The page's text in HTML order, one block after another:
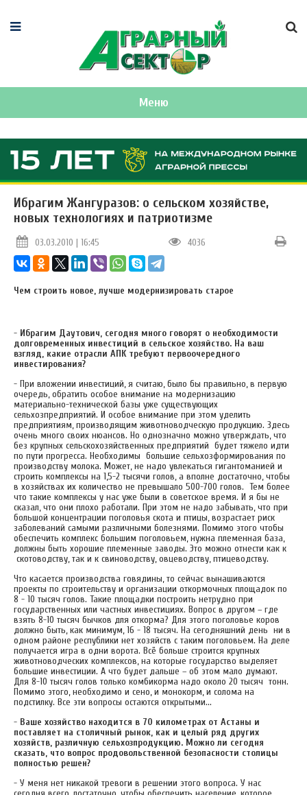
Меню
Ибрагим Жангуразов: о сельском хозяйстве,
новых технологиях и патриотизме
03.03.2010 | 16:45 4036
Чем строить новое, лучше модернизировать старое
- Ибрагим Даутович, сегодня много говорят о необходимости
долговременных инвестиций в сельское хозяйство. На ваш
взгляд, какие отрасли АПК требуют первоочередного
инвестирования?
- При вложении инвестиций, я считаю, было бы правильно, в первую
очередь, обратить особое внимание на модернизацию
материально-технической базы уже существующих
сельхозпредприятий. И особое внимание при этом уделить
предприятиям, производящим животноводческую продукцию. Здесь
очень много своих нюансов. Но однозначно можно утверждать, что
без крупных сельскохозяйственных предприятий будет тяжело идти
по пути прогресса. Необходимы большие сельхозформирования по
производству молока. Может, не надо увлекаться гигантоманией и
строить комплексы на 1,5-2 тысячи голов, а вполне достаточно, чтобы
в хозяйствах их количество не превышало 500-700 голов. Тем более
что такие комплексы у нас уже были в советское время. И я бы не
сказал, что они плохо работали. При этом не надо забывать, что при
большой концентрации поголовья скота и птицы, возрастает риск
заболеваний самыми различными болезнями. Помимо этого чтобы
обеспечить комплекс большим поголовьем, нужна племенная база,
должны быть хорошие племенные заводы. Это можно отнести как к
скотоводству, так и к свиноводству, овцеводству, птицеводству.
Что касается производства говядины, то сейчас вынашиваются
проекты по строительству и организации откормочных площадок по
8 - 10 тысяч голов. Такие площадки построить нетрудно при
государственных или частных инвестициях. Вопрос в другом – где
взять 8-10 тысяч бычков для откорма? Для этого поголовье коров
должно быть, как минимум, 16 - 18 тысяч. На сегодняшний день ни в
одном районе республики нет хозяйств с таким поголовьем. На деле
получается игра в одни ворота. Всё больше строится крупных
животноводческих комплексов, на которые государство выделяет
большие инвестиции. А что будет дальше – об этом мало думают.
Для 8-10 тысяч голов только комбикорма надо около 20 тысяч тонн.
Помимо этого, необходимо и сено, и монокорм, и солома на
подстилку. Все эти вопросы остаются открытыми...
- Ваше хозяйство находится в 70 километрах от Астаны и
поставляет на столичный рынок, как и целый ряд других
хозяйств, различную сельхозпродукцию. Можно ли сегодня
сказать, что вопрос продовольственной безопасности столицы
полностью решен?
- У меня нет никакой тревоги в решении этого вопроса. У нас